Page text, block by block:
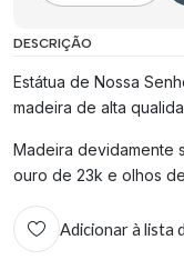
DESCRIÇÃO
Estátua de Nossa
madeira de alta
Madeira devidamente
ouro de 23k e olhos
Adicionar à lista